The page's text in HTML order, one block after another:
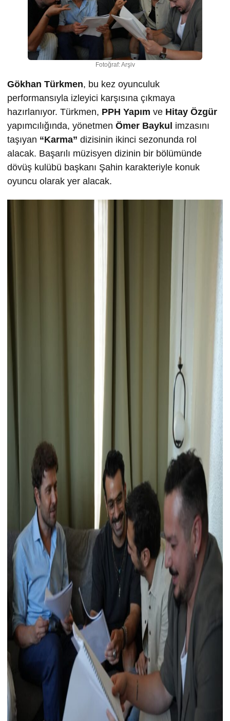
Fotoğraf: Arşiv
Gökhan Türkmen, bu kez oyunculuk
performansıyla izleyici karşısına çıkmaya
hazırlanıyor. Türkmen, PPH Yapım ve Hitay Özgür
yapımcılığında, yönetmen Ömer Baykul imzasını
taşıyan “Karma” dizisinin ikinci sezonunda rol
alacak. Başarılı müzisyen dizinin bir bölümünde
dövüş kulübü başkanı Şahin karakteriyle konuk
oyuncu olarak yer alacak.